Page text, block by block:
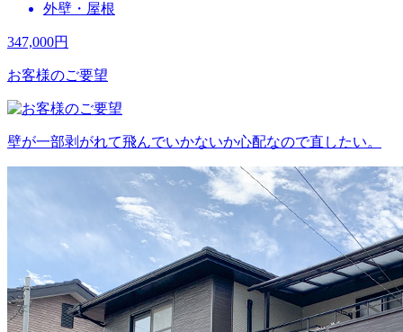
外壁・屋根
347,000円
お客様のご要望
壁が一部剥がれて飛んでいかないか心配なので直したい。